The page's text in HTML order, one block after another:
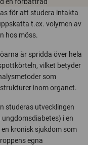
för att studera intakta
t.ex. volymen av
hos möss.
är spridda över hela
vilket betyder
som
inom organet.
studeras utvecklingen
i en
kronisk sjukdom som
egna